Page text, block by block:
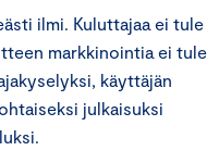
ilmi. Kuluttajaa ei
markkinointia ei tule
käyttäjän
julkaisuksi